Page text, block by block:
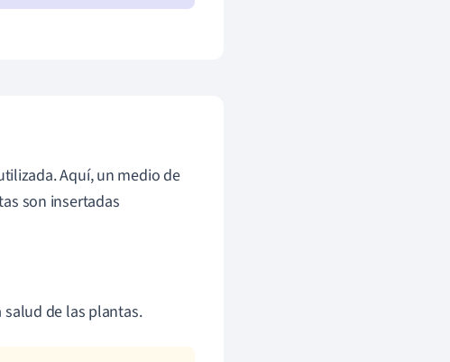
Aquí, un medio de
son insertadas
salud de las plantas.